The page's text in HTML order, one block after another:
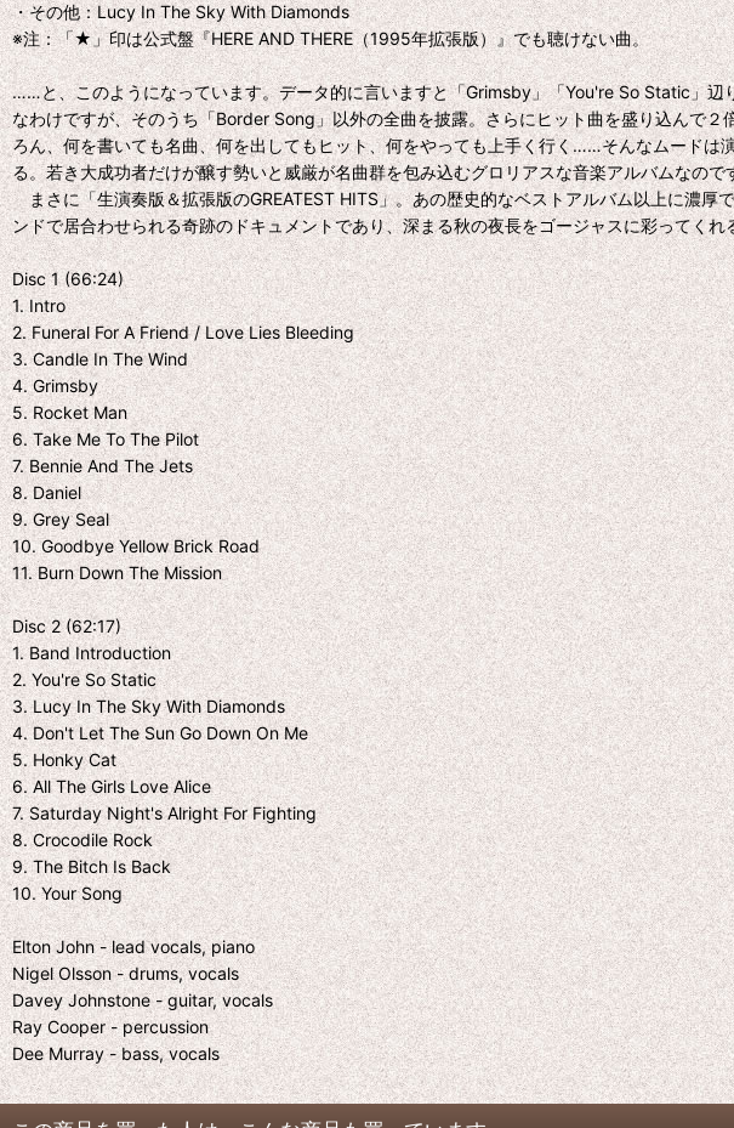
・その他：Lucy In The Sky With Diamonds
※注：「★」印は公式盤『HERE AND THERE（1995年拡張版）』でも聴けない曲。
……と、このようになっています。データ的に言いますと「Grimsby」「You're So Static」
なわけですが、そのうち「Border Song」以外の全曲を披露。さらにヒット曲を盛り込んで
ろん、何を書いても名曲、何を出してもヒット、何をやっても上手く行く……そんなムード
る。若き大成功者だけが醸す勢いと威厳が名曲群を包み込むグロリアスな音楽アルバムなので
まさに「生演奏版＆拡張版のGREATEST HITS」。あの歴史的なベストアルバム以上に濃厚
ンドで居合わせられる奇跡のドキュメントであり、深まる秋の夜長をゴージャスに彩ってく
Disc 1 (66:24)
1. Intro
2. Funeral For A Friend / Love Lies Bleeding
3. Candle In The Wind
4. Grimsby
5. Rocket Man
6. Take Me To The Pilot
7. Bennie And The Jets
8. Daniel
9. Grey Seal
10. Goodbye Yellow Brick Road
11. Burn Down The Mission
Disc 2 (62:17)
1. Band Introduction
2. You're So Static
3. Lucy In The Sky With Diamonds
4. Don't Let The Sun Go Down On Me
5. Honky Cat
6. All The Girls Love Alice
7. Saturday Night's Alright For Fighting
8. Crocodile Rock
9. The Bitch Is Back
10. Your Song
Elton John - lead vocals, piano
Nigel Olsson - drums, vocals
Davey Johnstone - guitar, vocals
Ray Cooper - percussion
Dee Murray - bass, vocals